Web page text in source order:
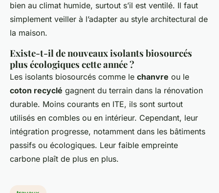
bien au climat humide, surtout s’il est ventilé. Il faut
simplement veiller à l’adapter au style architectural de
la maison.
Existe-t-il de nouveaux isolants biosourcés
plus écologiques cette année ?
Les isolants biosourcés comme le chanvre ou le
coton recyclé gagnent du terrain dans la rénovation
durable. Moins courants en ITE, ils sont surtout
utilisés en combles ou en intérieur. Cependant, leur
intégration progresse, notamment dans les bâtiments
passifs ou écologiques. Leur faible empreinte
carbone plaît de plus en plus.